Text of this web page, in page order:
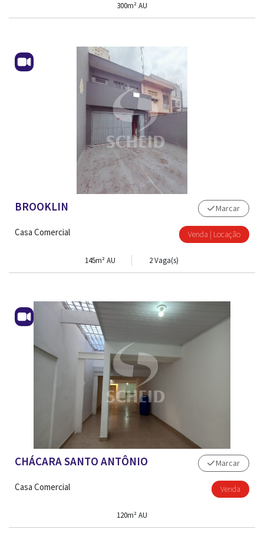
300m² AU
BROOKLIN
Casa Comercial
Marcar
Venda | Locação
145m² AU 2 Vaga(s)
CHÁCARA SANTO ANTÔNIO
Casa Comercial
Marcar
Venda
120m² AU